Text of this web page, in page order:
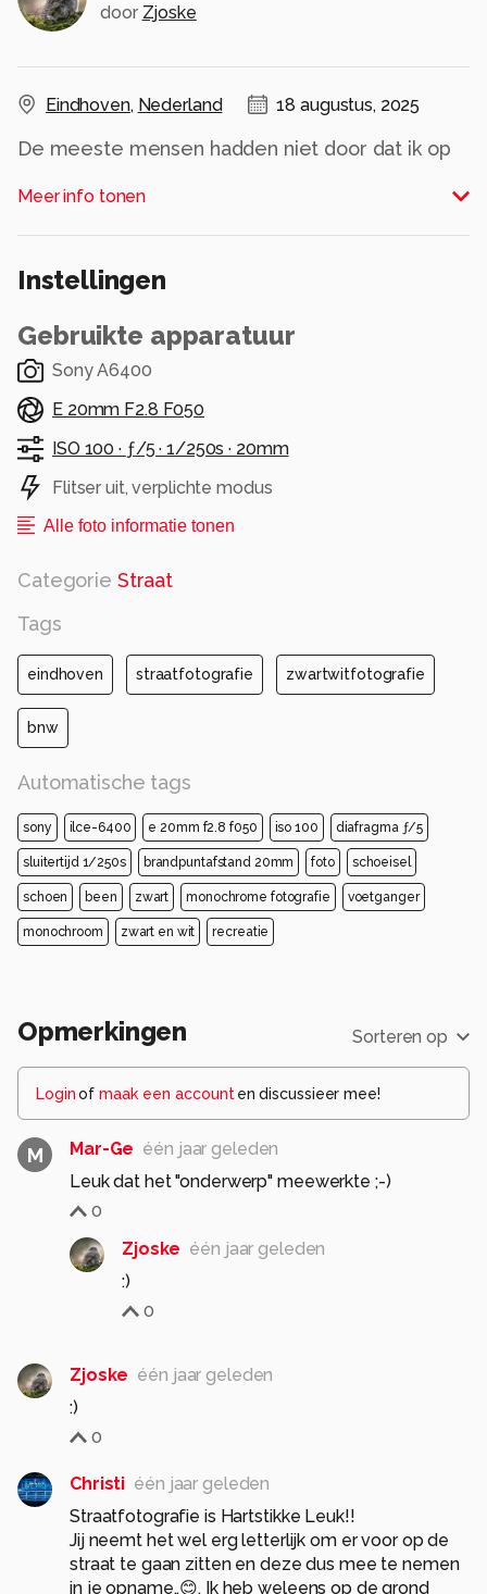
door Zjoske
Eindhoven, Nederland 18 augustus, 2025
De meeste mensen hadden niet door dat ik op
kwam even kijken. En deze jongens zagen de
humor van het fotograferen wel in.
Alle rechten voorbehouden
Meer info tonen
Instellingen
Gebruikte apparatuur
Sony A6400
E 20mm F2.8 F050
ISO 100 · ƒ/5 ·1/250s · 20mm
Flitser uit, verplichte modus
Alle foto informatie tonen
Categorie Straat
Tags
eindhoven straatfotografie zwartwitfotografie
bnw
Automatische tags
sony ilce-6400 e 20mm f2.8 f050 iso 100 diafragma ƒ/5
sluitertijd 1/250s brandpuntafstand 20mm foto schoeisel
schoen been zwart monochrome fotografie voetganger
monochroom zwart en wit recreatie
Opmerkingen Sorteren op
Loginof maak een account en discussieer mee!
M Mar-Ge één jaar geleden
Leuk dat het "onderwerp" meewerkte ;-)
0
Zjoske één jaar geleden
0
Zjoske één jaar geleden
:)
0
Christi één jaar geleden
Straatfotografie is Hartstikke Leuk!!
Jij neemt het wel erg letterlijk om er voor op de
straat te gaan zitten en deze dus mee te nemen
in je opname..😊. Ik heb weleens op de grond